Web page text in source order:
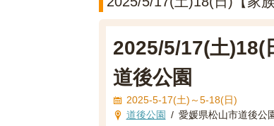
2025/5/17(土)18(
道後公園
2025-5-17(土)～5-18(日)
道後公園 / 愛媛県松山市道後公